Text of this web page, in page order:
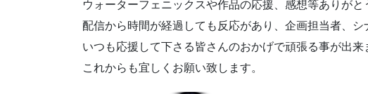
ウォーターフェニックスや作品の応援、感想等ありがと
配信から時間が経過しても反応があり、企画担当者、シ
いつも応援して下さる皆さんのおかげで頑張る事が出来
これからも宜しくお願い致します。